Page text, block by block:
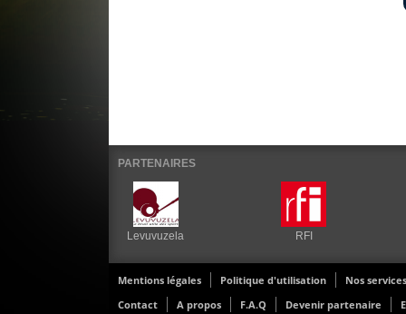
PARTENAIRES
Levuvuzela RFI
Mentions légales Politique d'utilisation
Nos services
Contact
A propos F.A.Q Devenir partenaire